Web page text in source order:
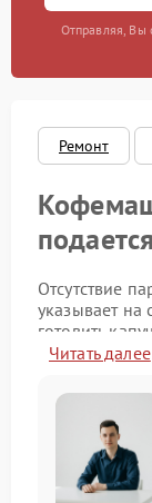
Отправляя, Вы
Ремонт
подается
Отсутствие
указывает
готовить
Важно не
но и с
По
пар
Читать далее